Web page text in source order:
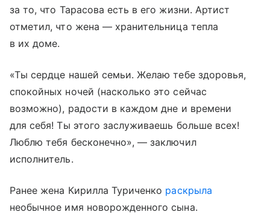
за то, что Тарасова есть в его жизни. Артист
отметил, что жена — хранительница тепла
в их доме.
«Ты сердце нашей семьи. Желаю тебе здоровья,
спокойных ночей (насколько это сейчас
возможно), радости в каждом дне и времени
для себя! Ты этого заслуживаешь больше всех!
Люблю тебя бесконечно», — заключил
исполнитель.
Ранее жена Кирилла Туриченко раскрыла
необычное имя новорожденного сына.